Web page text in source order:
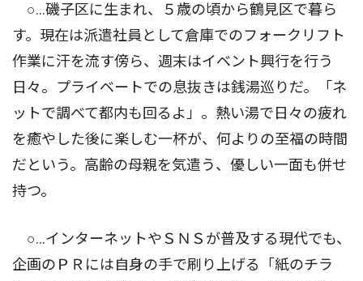
○…磯子区に生まれ、５歳の頃から鶴見区で暮ら
す。現在は派遣社員として倉庫でのフォークリフト
作業に汗を流す傍ら、週末はイベント興行を行う
日々。プライベートでの息抜きは銭湯巡りだ。「ネ
ットで調べて都内も回るよ」。熱い湯で日々の疲れ
を癒やした後に楽しむ一杯が、何よりの至福の時間
だという。高齢の母親を気遣う、優しい一面も併せ
持つ。
○…インターネットやＳＮＳが普及する現代でも、
企画のＰＲには自身の手で刷り上げる「紙のチラ